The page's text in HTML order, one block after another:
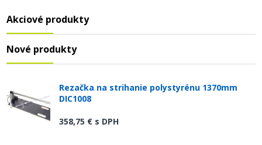
Akciové produkty
Nové produkty
Rezačka na strihanie polystyrénu 1370mm
DIC1008
358,75 € s DPH